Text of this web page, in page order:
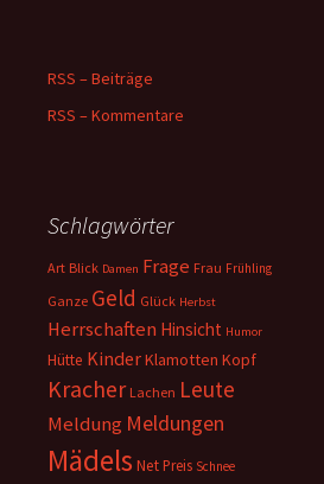
RSS – Beiträge
RSS – Kommentare
Schlagwörter
Art Blick Damen Frage Frau Frühling
Ganze Geld Glück Herbst
Herrschaften Hinsicht Humor
Hütte KinderKlamotten Kopf
Kracher Lachen Leute
Meldung Meldungen
Mädels NetPreis Schnee